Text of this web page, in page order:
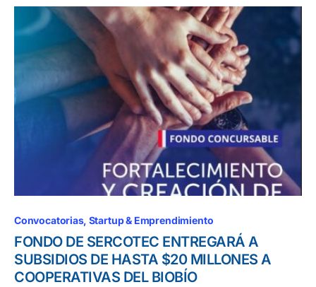
Convocatorias Startup & Emprendimiento
FONDO DE SERCOTEC ENTREGARÁ A
SUBSIDIOS DE HASTA $20 MILLONES A
COOPERATIVAS DEL BIOBÍO